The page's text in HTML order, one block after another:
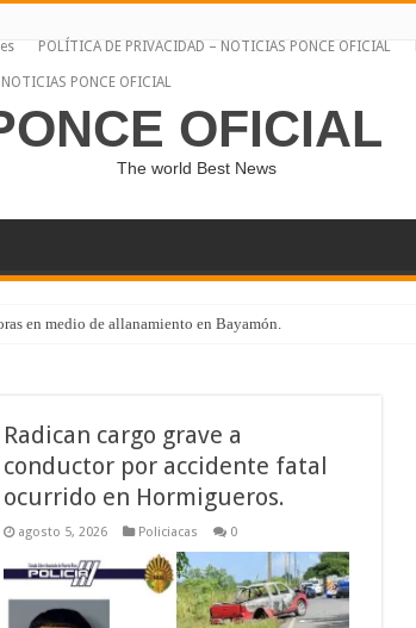
POLÍTICA DE PRIVACIDAD – NOTICIAS PONCE OFICIAL
PONCE OFICIAL
OFICIAL
The world Best News
en medio de allanamiento en Bayamón.
Radican cargo grave a
conductor por accidente fatal
ocurrido en Hormigueros.
agosto 5, 2026 Policiacas 0